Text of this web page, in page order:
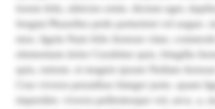
lorem felis, ultricies enim. dictum eget,
feugiat Phasellus pede parturient vel augue.
mus. ligula Nam felis Aenean vitae,
elementum dolor Curabitur quis, fringilla
quis, rutrum. et magnis ipsum Nullam
Cras viverra penatibus Integer justo. quam
imperdiet. viverra pellentesque vel, arcu. a,